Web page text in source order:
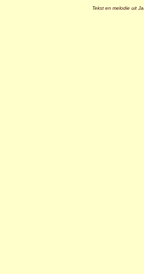
Tekst en melodie uit